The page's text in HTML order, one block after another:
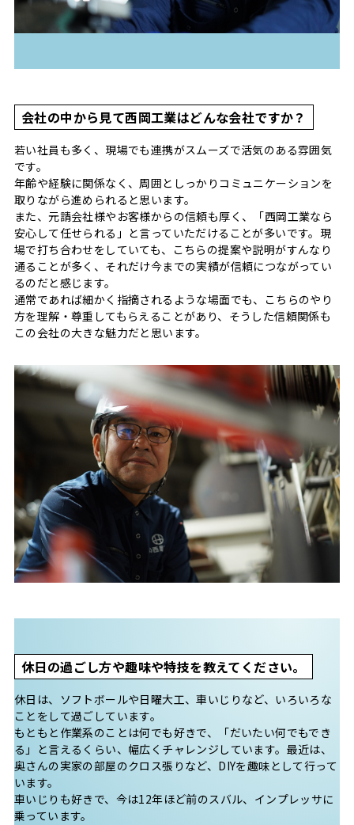
会社の中から見て西岡工業はどんな会社ですか？
若い社員も多く、現場でも連携がスムーズで活気のある雰囲気
です。
年齢や経験に関係なく、周囲としっかりコミュニケーションを
取りながら進められると思います。
また、元請会社様やお客様からの信頼も厚く、「西岡工業なら
安心して任せられる」と言っていただけることが多いです。現
場で打ち合わせをしていても、こちらの提案や説明がすんなり
通ることが多く、それだけ今までの実績が信頼につながってい
るのだと感じます。
通常であれば細かく指摘されるような場面でも、こちらのやり
方を理解・尊重してもらえることがあり、そうした信頼関係も
この会社の大きな魅力だと思います。
休日の過ごし方や趣味や特技を教えてください。
休日は、ソフトボールや日曜大工、車いじりなど、いろいろな
ことをして過ごしています。
もともと作業系のことは何でも好きで、「だいたい何でもでき
る」と言えるくらい、幅広くチャレンジしています。最近は、
奥さんの実家の部屋のクロス張りなど、DIYを趣味として行って
います。
車いじりも好きで、今は12年ほど前のスバル、インプレッサに
乗っています。